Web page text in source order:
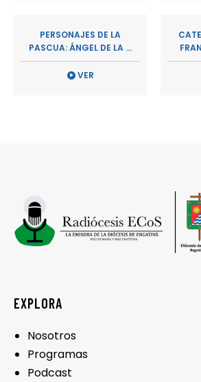
PERSONAJES DE LA
PASCUA: ÁNGEL DE LA ...
VER
EXPLORA
Nosotros
Programas
Podcast